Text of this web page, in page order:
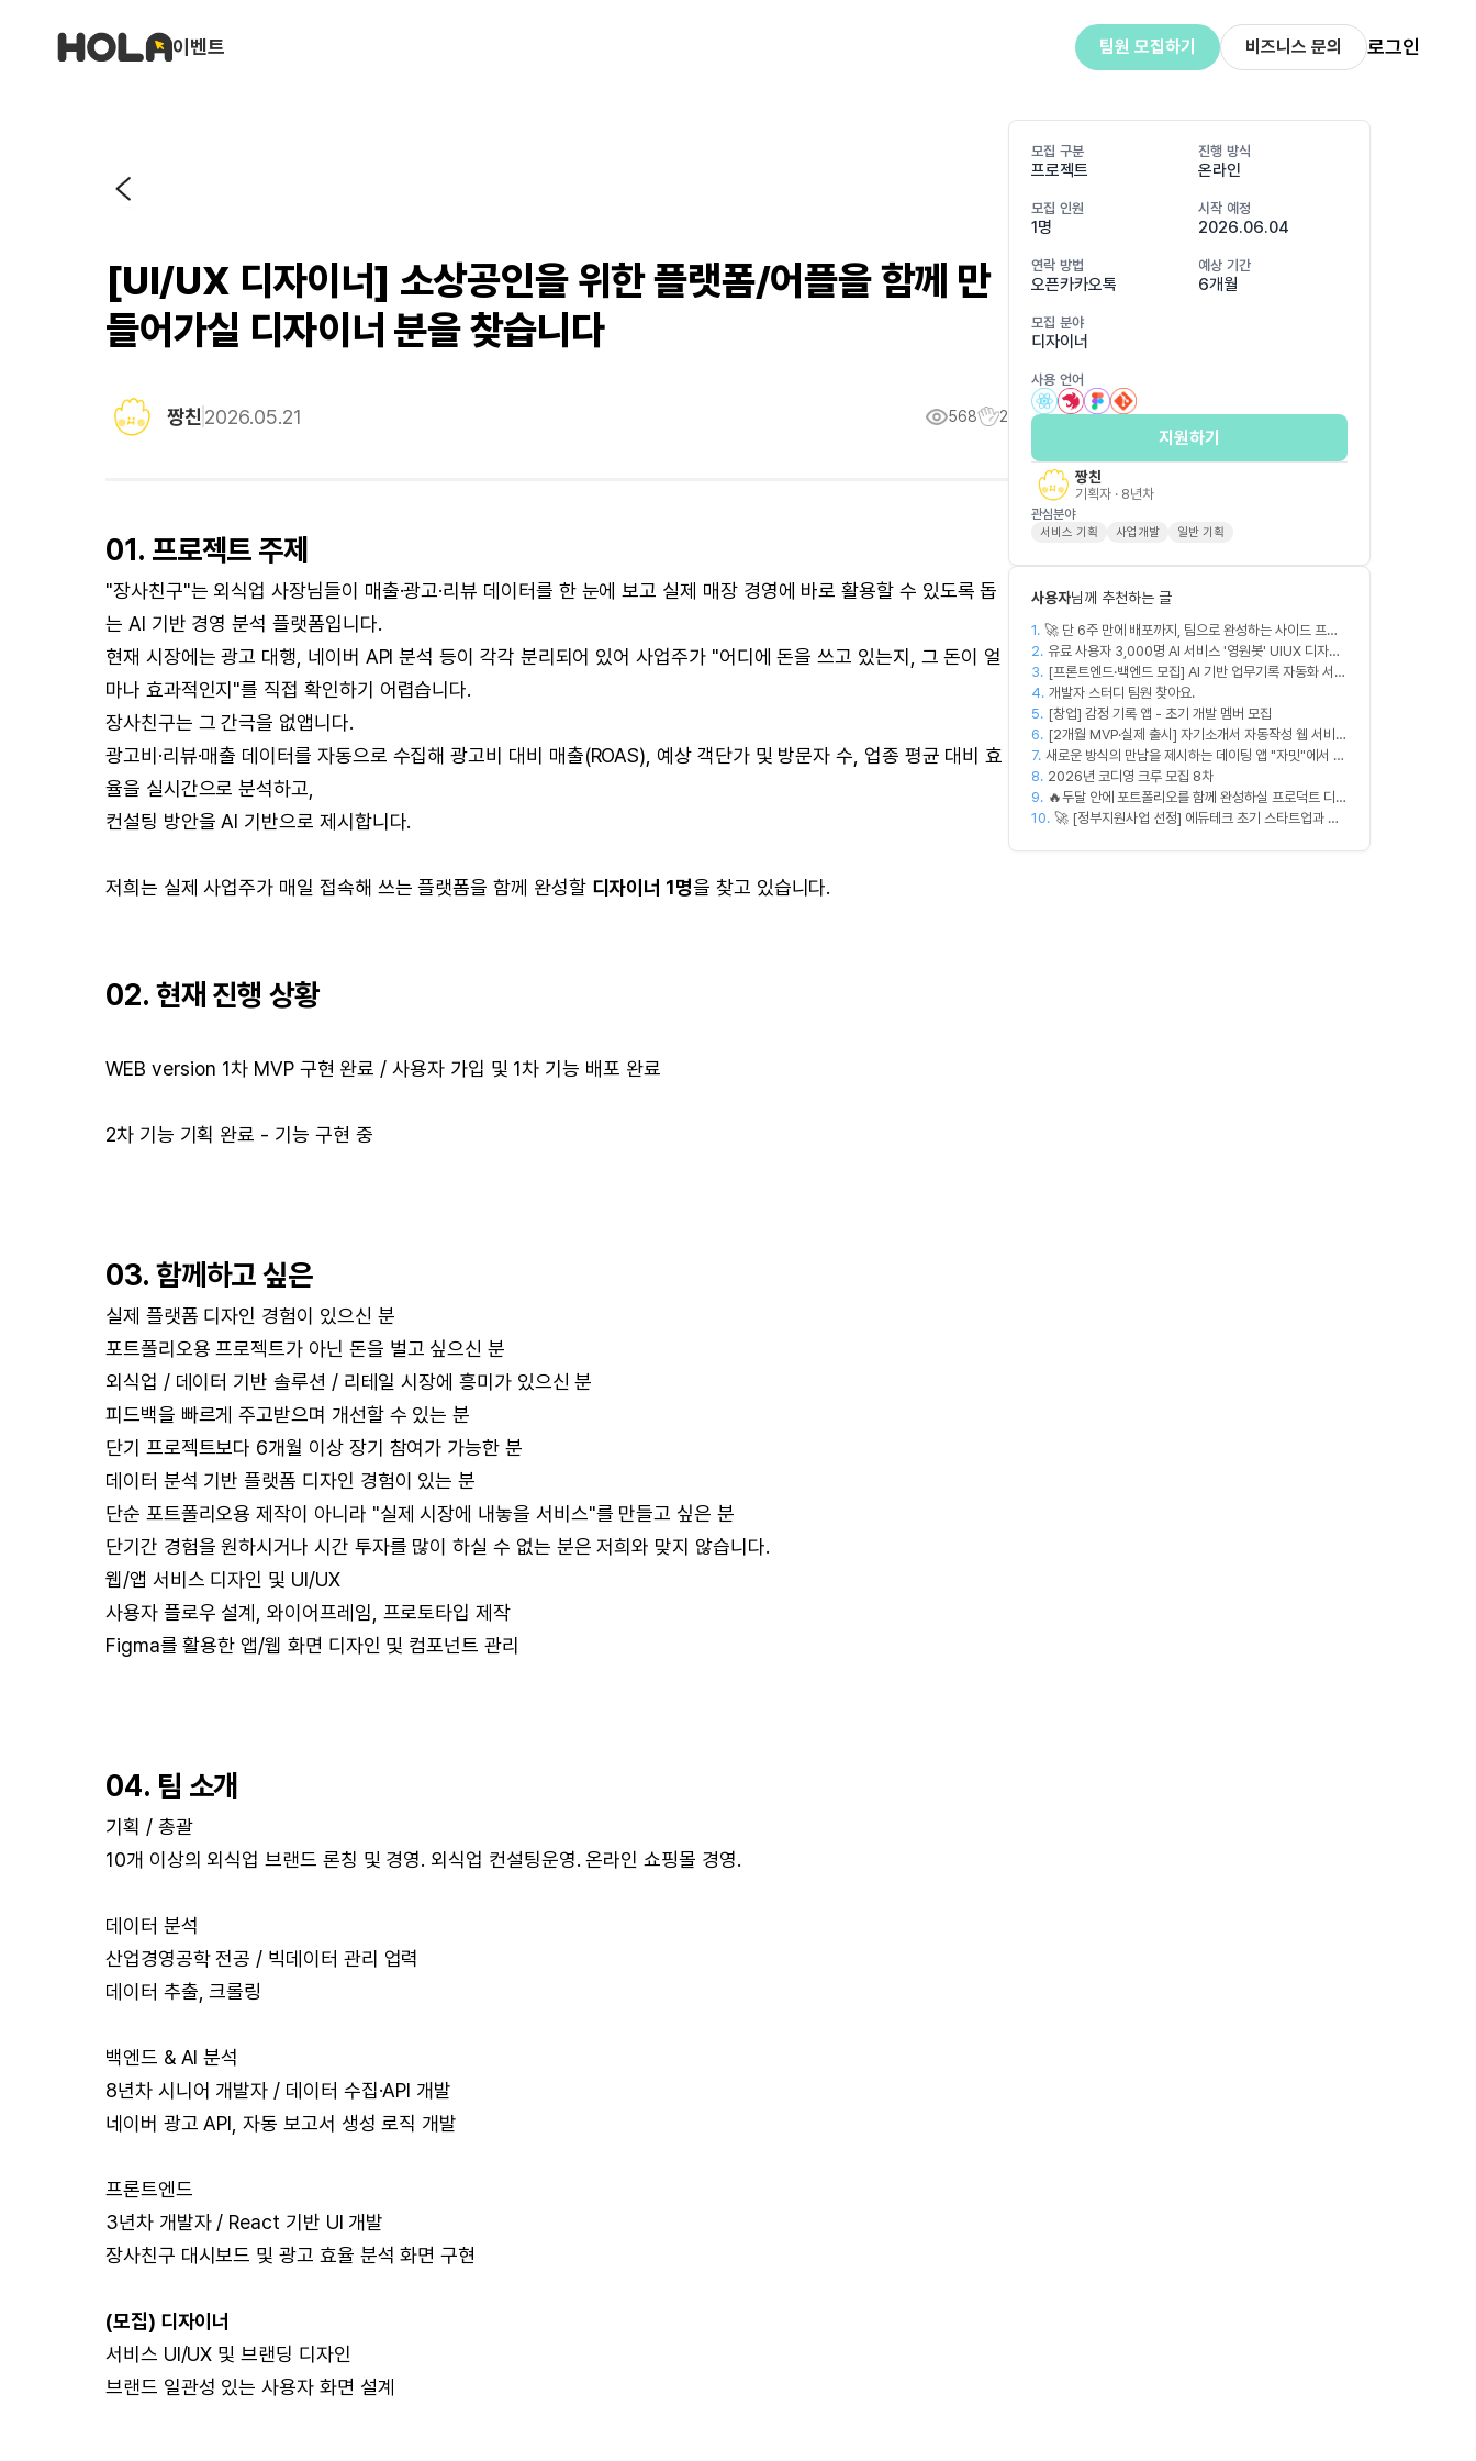
이벤트 팀원 모집하기 비즈니스 문의 로그인
[UI/UX 디자이너] 소상공인을 위한 플랫폼/어플을 함께 만
들어가실 디자이너 분을 찾습니다
짱친 2026.05.21 568 2
01. 프로젝트 주제
"장사친구"는 외식업 사장님들이 매출·광고·리뷰 데이터를 한 눈에 보고 실제 매장 경영에 바로 활용할 수 있도록 돕
는 AI 기반 경영 분석 플랫폼입니다.
현재 시장에는 광고 대행, 네이버 API 분석 등이 각각 분리되어 있어 사업주가 "어디에 돈을 쓰고 있는지, 그 돈이 얼
마나 효과적인지"를 직접 확인하기 어렵습니다.
장사친구는 그 간극을 없앱니다.
광고비·리뷰·매출 데이터를 자동으로 수집해 광고비 대비 매출(ROAS), 예상 객단가 및 방문자 수, 업종 평균 대비 효
율을 실시간으로 분석하고,
컨설팅 방안을 AI 기반으로 제시합니다.
저희는 실제 사업주가 매일 접속해 쓰는 플랫폼을 함께 완성할 디자이너 1명을 찾고 있습니다.
02. 현재 진행 상황
WEB version 1차 MVP 구현 완료 / 사용자 가입 및 1차 기능 배포 완료
2차 기능 기획 완료 - 기능 구현 중
03. 함께하고 싶은
실제 플랫폼 디자인 경험이 있으신 분
포트폴리오용 프로젝트가 아닌 돈을 벌고 싶으신 분
외식업 / 데이터 기반 솔루션 / 리테일 시장에 흥미가 있으신 분
피드백을 빠르게 주고받으며 개선할 수 있는 분
단기 프로젝트보다 6개월 이상 장기 참여가 가능한 분
데이터 분석 기반 플랫폼 디자인 경험이 있는 분
단순 포트폴리오용 제작이 아니라 "실제 시장에 내놓을 서비스"를 만들고 싶은 분
단기간 경험을 원하시거나 시간 투자를 많이 하실 수 없는 분은 저희와 맞지 않습니다.
웹/앱 서비스 디자인 및 UI/UX
사용자 플로우 설계, 와이어프레임, 프로토타입 제작
Figma를 활용한 앱/웹 화면 디자인 및 컴포넌트 관리
04. 팀 소개
기획 / 총괄
10개 이상의 외식업 브랜드 론칭 및 경영. 외식업 컨설팅운영. 온라인 쇼핑몰 경영.
데이터 분석
산업경영공학 전공 / 빅데이터 관리 업력
데이터 추출, 크롤링
백엔드 & AI 분석
8년차 시니어 개발자 / 데이터 수집·API 개발
네이버 광고 API, 자동 보고서 생성 로직 개발
프론트엔드
3년차 개발자 / React 기반 UI 개발
장사친구 대시보드 및 광고 효율 분석 화면 구현
(모집) 디자이너
서비스 UI/UX 및 브랜딩 디자인
브랜드 일관성 있는 사용자 화면 설계
모집 구분
프로젝트
진행 방식
온라인
모집 인원
1명
시작 예정
2026.06.04
연락 방법
오픈카카오톡
예상 기간
6개월
모집 분야
디자이너
사용 언어
지원하기
짱친
기획자 · 8년차
관심분야
서비스 기획 사업개발 일반 기획
사용자님께 추천하는 글
1. 🚀 단 6주 만에 배포까지, 팀으로 완성하는 사이드 프로
젝트 [스위프 웹 15기] 🚀
2. 유료 사용자 3,000명 AI 서비스 '영원봇' UIUX 디자인
팀원 모집
3. [프론트엔드·백엔드 모집] AI 기반 업무기록 자동화 서비
스 MVP 개발
4. 개발자 스터디 팀원 찾아요.
5. [창업] 감정 기록 앱 - 초기 개발 멤버 모집
6. [2개월 MVP·실제 출시] 자기소개서 자동작성 웹 서비스
디자이너·프론트엔드·백엔드·AI 엔지니어 모집
7. 새로운 방식의 만남을 제시하는 데이팅 앱 "자밋"에서 개
발자를 모십니다.
8. 2026년 코디영 크루 모집 8차
9. 🔥두달 안에 포트폴리오를 함께 완성하실 프로덕트 디자
이너를 찾습니다!🔥
10. 🚀 [정부지원사업 선정] 에듀테크 초기 스타트업과 함